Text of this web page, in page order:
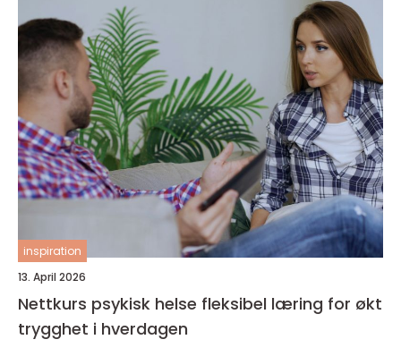
inspiration
13. April 2026
Nettkurs psykisk helse fleksibel læring for økt
trygghet i hverdagen